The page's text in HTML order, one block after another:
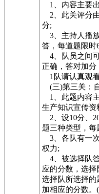
1、内容主要
2、此关评分
分;
3、主持人播
答，每道题限时
4、队员之间
正确，答对加分
1队请认真观
(三)第三关：
1、此题内容
生产知识宣传资
2、设10分、
题三种类型，每
3、各队有一
权力;
4、被选择队
应的分数，选
选择队所选择的
加相应的分数